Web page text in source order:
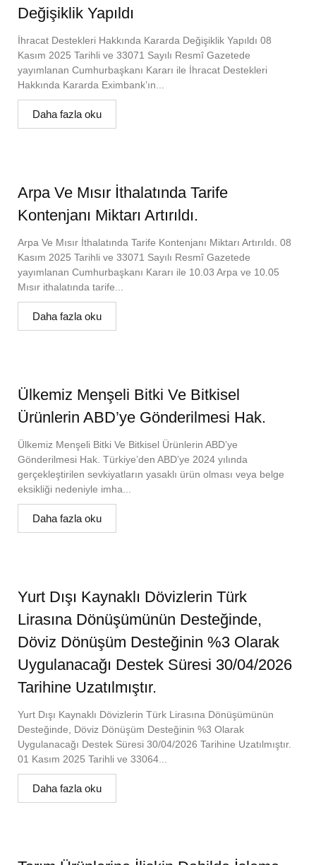
Değişiklik Yapıldı
İhracat Destekleri Hakkında Kararda Değişiklik Yapıldı 08
Kasım 2025 Tarihli ve 33071 Sayılı Resmî Gazetede
yayımlanan Cumhurbaşkanı Kararı ile İhracat Destekleri
Hakkında Kararda Eximbank’ın...
Daha fazla oku
Arpa Ve Mısır İthalatında Tarife
Kontenjanı Miktarı Artırıldı.
Arpa Ve Mısır İthalatında Tarife Kontenjanı Miktarı Artırıldı. 08
Kasım 2025 Tarihli ve 33071 Sayılı Resmî Gazetede
yayımlanan Cumhurbaşkanı Kararı ile 10.03 Arpa ve 10.05
Mısır ithalatında tarife...
Daha fazla oku
Ülkemiz Menşeli Bitki Ve Bitkisel
Ürünlerin ABD’ye Gönderilmesi Hak.
Ülkemiz Menşeli Bitki Ve Bitkisel Ürünlerin ABD’ye
Gönderilmesi Hak. Türkiye’den ABD’ye 2024 yılında
gerçekleştirilen sevkiyatların yasaklı ürün olması veya belge
eksikliği nedeniyle imha...
Daha fazla oku
Yurt Dışı Kaynaklı Dövizlerin Türk
Lirasına Dönüşümünün Desteğinde,
Döviz Dönüşüm Desteğinin %3 Olarak
Uygulanacağı Destek Süresi 30/04/2026
Tarihine Uzatılmıştır.
Yurt Dışı Kaynaklı Dövizlerin Türk Lirasına Dönüşümünün
Desteğinde, Döviz Dönüşüm Desteğinin %3 Olarak
Uygulanacağı Destek Süresi 30/04/2026 Tarihine Uzatılmıştır.
01 Kasım 2025 Tarihli ve 33064...
Daha fazla oku